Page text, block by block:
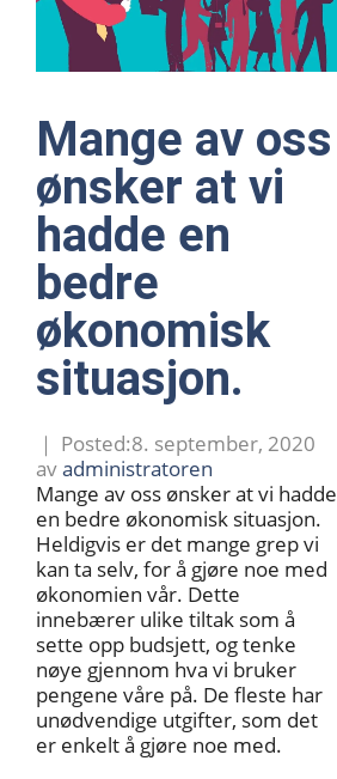
Mange av oss
ønsker at vi
hadde en
bedre
økonomisk
situasjon.
8. september, 2020
avadministratoren
Mange av oss ønsker at vi hadde
en bedre økonomisk situasjon.
Heldigvis er det mange grep vi
kan ta selv, for å gjøre noe med
økonomien vår. Dette
innebærer ulike tiltak som å
sette opp budsjett, og tenke
nøye gjennom hva vi bruker
pengene våre på. De fleste har
unødvendige utgifter, som det
er enkelt å gjøre noe med.